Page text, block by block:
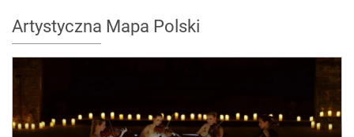
Artystyczna Mapa Polski